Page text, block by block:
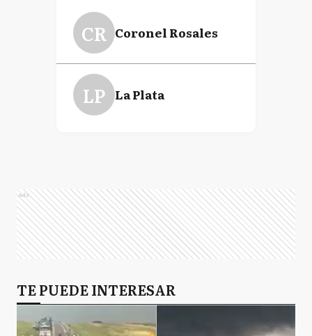
CR Coronel Rosales
LP La Plata
Ads
TE PUEDE INTERESAR